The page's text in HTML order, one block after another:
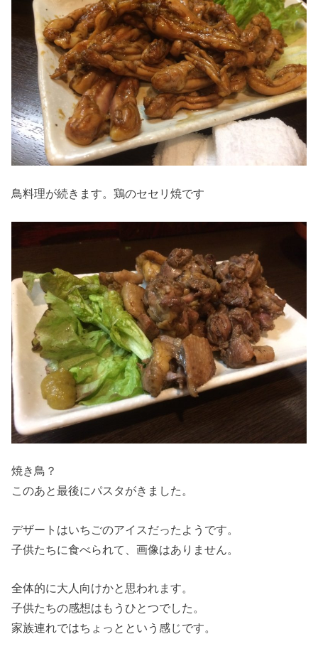
鳥料理が続きます。鶏のセセリ焼です
焼き鳥？
このあと最後にパスタがきました。
デザートはいちごのアイスだったようです。
子供たちに食べられて、画像はありません。
全体的に大人向けかと思われます。
子供たちの感想はもうひとつでした。
家族連れではちょっとという感じです。